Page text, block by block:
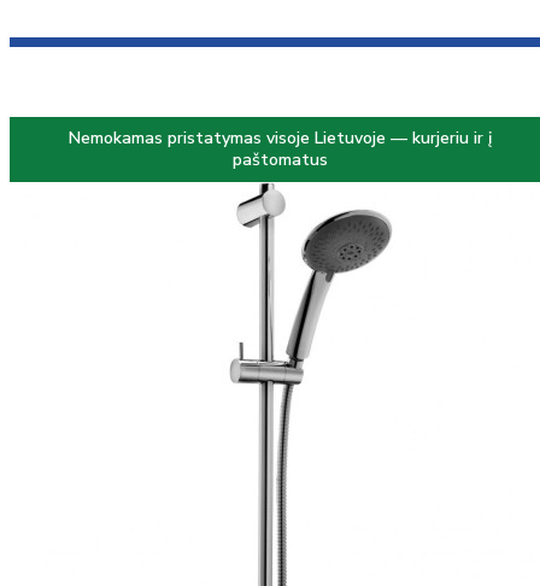
Nemokamas pristatymas visoje Lietuvoje — kurjeriu ir į
paštomatus